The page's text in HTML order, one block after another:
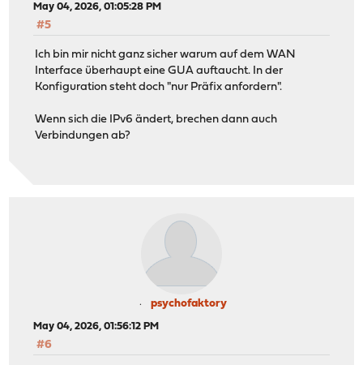
May 04, 2026, 01:05:28 PM
#5
Ich bin mir nicht ganz sicher warum auf dem WAN
Interface überhaupt eine GUA auftaucht. In der
Konfiguration steht doch "nur Präfix anfordern".
Wenn sich die IPv6 ändert, brechen dann auch
Verbindungen ab?
psychofaktory
May 04, 2026, 01:56:12 PM
#6